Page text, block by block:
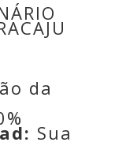
da
Sua